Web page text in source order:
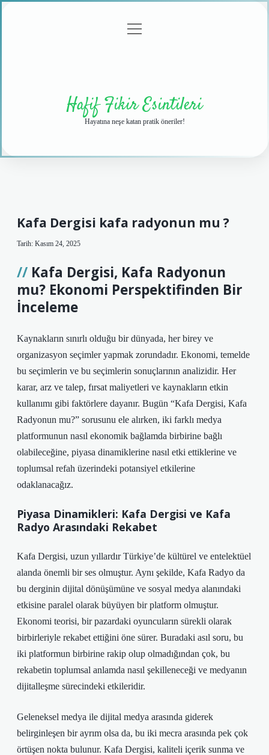
menüyü
Hafif Fikir Esintileri
Hayatına neşe katan pratik öneriler!
Kafa Dergisi kafa radyonun mu ?
Tarih: Kasım 24, 2025
Kafa Dergisi, Kafa Radyonun
mu? Ekonomi Perspektifinden Bir
İnceleme
Kaynakların sınırlı olduğu bir dünyada, her birey ve
organizasyon seçimler yapmak zorundadır. Ekonomi, temelde
bu seçimlerin ve bu seçimlerin sonuçlarının analizidir. Her
karar, arz ve talep, fırsat maliyetleri ve kaynakların etkin
kullanımı gibi faktörlere dayanır. Bugün “Kafa Dergisi, Kafa
Radyonun mu?” sorusunu ele alırken, iki farklı medya
platformunun nasıl ekonomik bağlamda birbirine bağlı
olabileceğine, piyasa dinamiklerine nasıl etki ettiklerine ve
toplumsal refah üzerindeki potansiyel etkilerine
odaklanacağız.
Piyasa Dinamikleri: Kafa Dergisi ve Kafa
Radyo Arasındaki Rekabet
Kafa Dergisi, uzun yıllardır Türkiye’de kültürel ve entelektüel
alanda önemli bir ses olmuştur. Aynı şekilde, Kafa Radyo da
bu derginin dijital dönüşümüne ve sosyal medya alanındaki
etkisine paralel olarak büyüyen bir platform olmuştur.
Ekonomi teorisi, bir pazardaki oyuncuların sürekli olarak
birbirleriyle rekabet ettiğini öne sürer. Buradaki asıl soru, bu
iki platformun birbirine rakip olup olmadığından çok, bu
rekabetin toplumsal anlamda nasıl şekilleneceği ve medyanın
dijitalleşme sürecindeki etkileridir.
Geleneksel medya ile dijital medya arasında giderek
belirginleşen bir ayrım olsa da, bu iki mecra arasında pek çok
örtüşen nokta bulunur. Kafa Dergisi, kaliteli içerik sunma ve